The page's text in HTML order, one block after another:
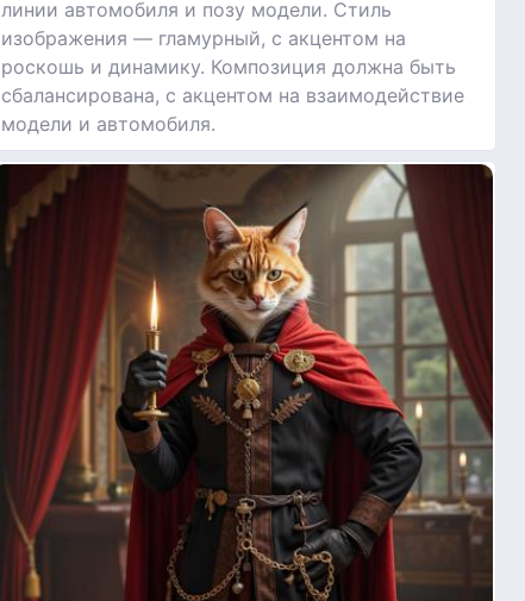
линии автомобиля и позу модели. Стиль
изображения — гламурный, с акцентом на
роскошь и динамику. Композиция должна быть
сбалансирована, с акцентом на взаимодействие
модели и автомобиля.